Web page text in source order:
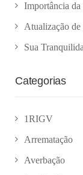
Importância
Atualização de
Sua
Categorias
1RIGV
Arrematação
Averbação